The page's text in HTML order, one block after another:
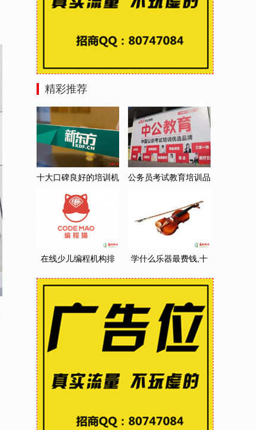
精彩推荐
十大口碑良好的培训机
构品牌排行榜 培训机
公务员考试教育培训品
在线少儿编程机构排
名,少儿编程十大品牌
学什么乐器最费钱,十
大烧钱乐器排行榜